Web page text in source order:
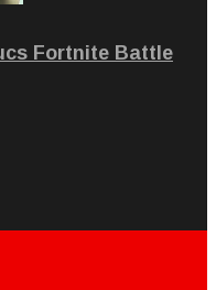
Fortnite Battle